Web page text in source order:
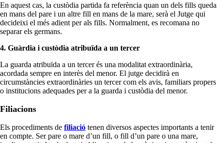
En aquest cas, la custòdia partida fa referència quan un dels fills queda
en mans del pare i un altre fill en mans de la mare, serà el Jutge qui
decideixi el més adient per als fills. Normalment, es recomana no
separar els germans.
4. Guàrdia i custòdia atribuïda a un tercer
La guarda atribuïda a un tercer és una modalitat extraordinària,
acordada sempre en interès del menor. El jutge decidirà en
circumstàncies extraordinàries un tercer com els avis, familiars propers
o institucions adequades per a la guarda i custòdia del menor.
Filiacions
Els procediments de filiació tenen diversos aspectes importants a tenir
en compte. Ser pare o mare d’un fill, o fill d’un pare o una mare,